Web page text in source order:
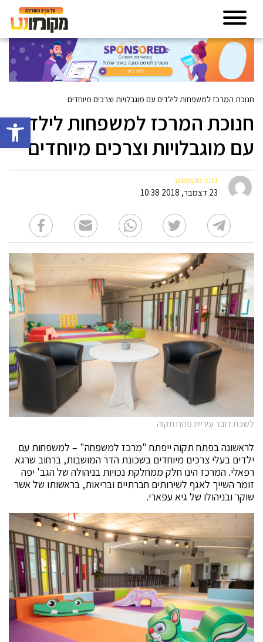
פתח
חנוכת המרכז למשפחות לילדים עם מוגבלויות וצרכים מיוחדים
חנוכת המרכז למשפחות לילדים
עם מוגבלויות וצרכים מיוחדים
כתב מקומונט
23 דצמבר, 2018 10:38
לשכת דובר עיריית פתח תקוה
לראשונה בפתח תקוה ייפתח "מרכז למשפחה" – למשפחות עם
ילדים בעלי צרכים מיוחדים בשכונת הדר המושבות, ברחוב שרגא
רפאלי. המרכז הינו חלק ממחלקת נכויות בניהולה של הגב' יפה
זומר השייך לאגף לשירותים חברתיים ובריאות, בראשותו של אשר
שוקר ובניהולו של גיא עפארי.